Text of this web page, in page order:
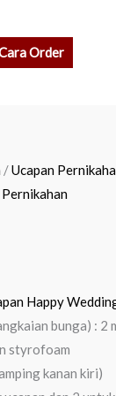
Order
/Ucapan
Happy
bunga) : 2
styrofoam
kanan kiri)